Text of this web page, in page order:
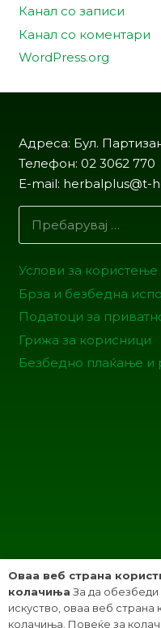
Канал со записи
Канал со коментари
WordPress.org
Адреса: Бул.
Телефон: 02 3062 770
E-mail: herbalplus@t-
Услови за користење
Брза и безбедна
Податоци за
Грижа за корисници
Безбедно плаќање и
Оваа веб страна
колачиња За да обезбеди
искуство, оваа веб страна
колачиња. Повеќе за